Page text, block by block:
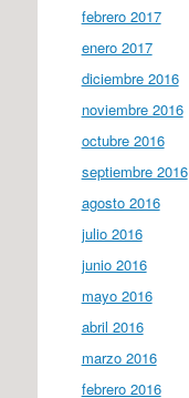
febrero 2017
enero 2017
diciembre 2016
noviembre 2016
octubre 2016
septiembre 2016
agosto 2016
julio 2016
junio 2016
mayo 2016
abril 2016
marzo 2016
febrero 2016